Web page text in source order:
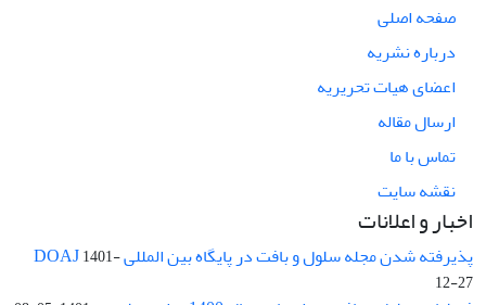
صفحه اصلی
درباره نشریه
اعضای هیات تحریریه
ارسال مقاله
تماس با ما
نقشه سایت
اخبار و اعلانات
پذیرفته شدن مجله سلول و بافت در پایگاه بین المللی DOAJ1401-
12-27